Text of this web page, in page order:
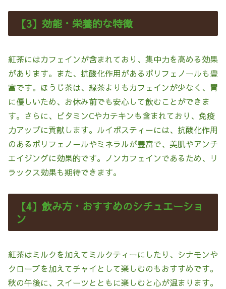
【3】効能・栄養的な特徴
紅茶にはカフェインが含まれており、集中力を高める効果
があります。また、抗酸化作用があるポリフェノールも豊
富です。ほうじ茶は、緑茶よりもカフェインが少なく、胃
に優しいため、お休み前でも安心して飲むことができま
す。さらに、ビタミンCやカテキンも含まれており、免疫
力アップに貢献します。ルイボスティーには、抗酸化作用
のあるポリフェノールやミネラルが豊富で、美肌やアンチ
エイジングに効果的です。ノンカフェインであるため、リ
ラックス効果も期待できます。
【4】飲み方・おすすめのシチュエーショ
ン
紅茶はミルクを加えてミルクティーにしたり、シナモンや
クローブを加えてチャイとして楽しむのもおすすめです。
秋の午後に、スイーツとともに楽しむと心が温まります。